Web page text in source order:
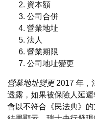
資本額
公司合併
營業地址
法人
營業期限
公司地址變更
營業地址變更2017 年，
透露，如果被保險人延
會以不符合《民法典》